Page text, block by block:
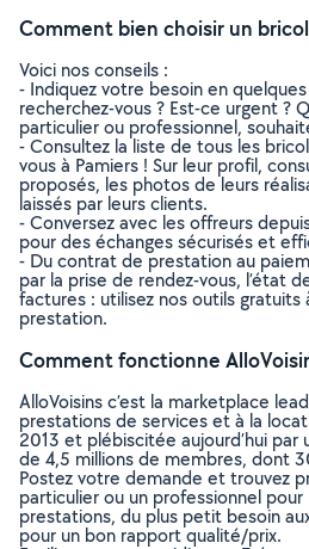
Comment bien choisir un
Voici nos conseils :
- Indiquez votre besoin en
recherchez-vous ? Est-ce urgent ?
particulier ou professionnel,
- Consultez la liste de tous les
vous à Pamiers ! Sur leur profil,
proposés, les photos de leurs
laissés par leurs clients.
- Conversez avec les offreurs
pour des échanges sécurisés et
- Du contrat de prestation au
par la prise de rendez-vous, l’état
factures : utilisez nos outils
prestation.
Comment fonctionne
AlloVoisins c’est la marketplace
prestations de services et à la
2013 et plébiscitée aujourd’hui
de 4,5 millions de membres, dont
Postez votre demande et trouvez
particulier ou un professionnel
prestations, du plus petit besoin
pour un bon rapport qualité/prix.